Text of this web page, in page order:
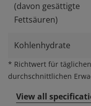
(davon gesättigte
Fettsäuren)
Kohlenhydrate
* Richtwert für
durchschnittlichen
View all